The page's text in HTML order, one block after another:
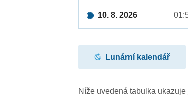
10. 8. 2026
Lunární kalendář
Níže uvedená tabulka